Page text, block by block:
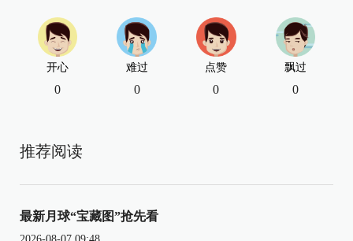
开心
0
难过
0
点赞
0
飘过
0
推荐阅读
最新月球“宝藏图”抢先看